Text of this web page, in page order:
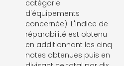
catégorie
d'équipements
concernée). L'indice de
réparabilité est obtenu
en additionnant les cinq
notes obtenues puis en